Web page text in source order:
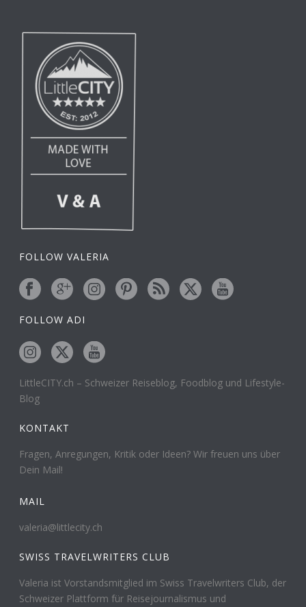
FOLLOW VALERIA
FOLLOW ADI
LittleCITY.ch – Schweizer Reiseblog, Foodblog und Lifestyle-
Blog
KONTAKT
Fragen, Anregungen, Kritik oder Ideen? Wir freuen uns über
Dein Mail!
MAIL
valeria@littlecity.ch
SWISS TRAVELWRITERS CLUB
Valeria ist Vorstandsmitglied im Swiss Travelwriters Club, der
Schweizer Plattform für Reisejournalismus und